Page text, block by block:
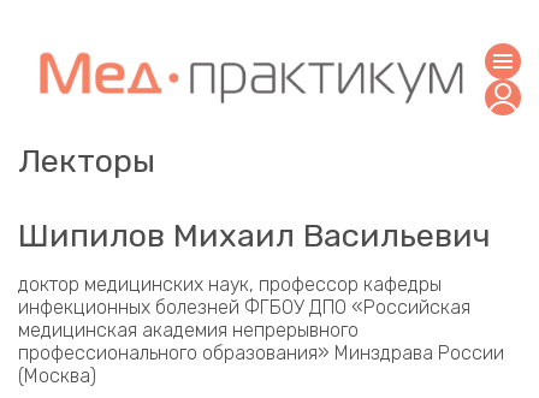
Лекторы
Шипилов Михаил Васильевич
доктор медицинских наук, профессор кафедры
инфекционных болезней ФГБОУ ДПО «Российская
медицинская академия непрерывного
профессионального образования» Минздрава России
(Москва)